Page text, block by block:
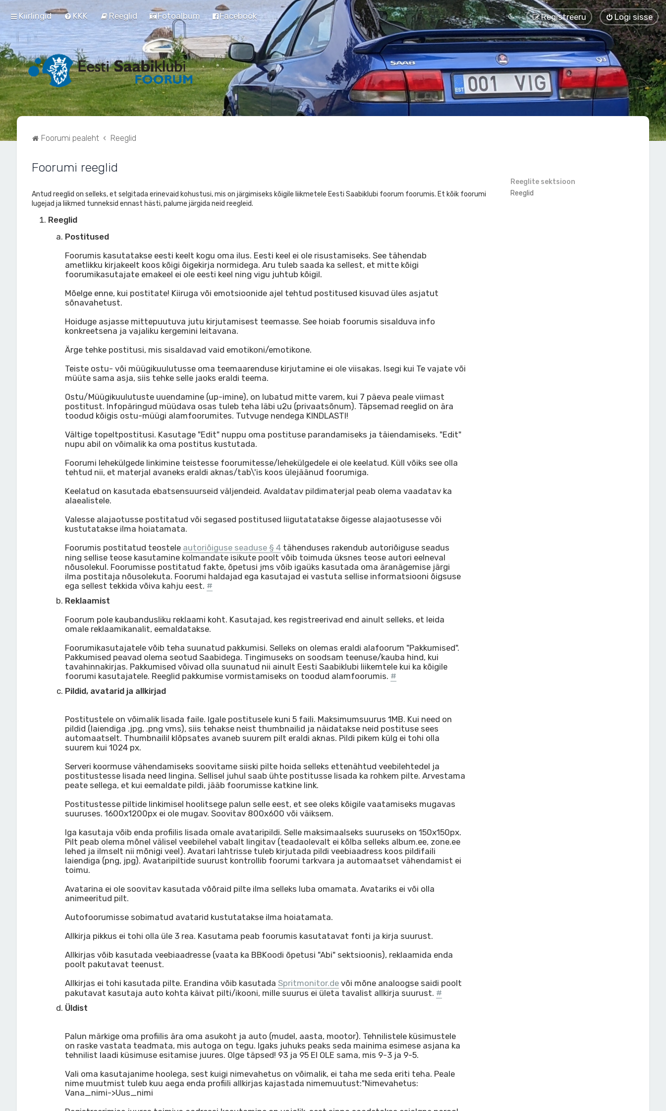
Kiirlingid KKK Reeglid Fotoalbum Facebook Logi sisse
Registreeru
Foorumi pealeht Reeglid
Reeglite sektsioon
Reeglid
Foorumi reeglid
Antud reeglid on selleks, et selgitada erinevaid kohustusi, mis on järgimiseks kõigile liikmetele Eesti Saabiklubi foorum foorumis. Et kõik foorumi
lugejad ja liikmed tunneksid ennast hästi, palume järgida neid reegleid.
Reeglid
Postitused
Foorumis kasutatakse eesti keelt kogu oma ilus. Eesti keel ei ole risustamiseks. See tähendab
ametlikku kirjakeelt koos kõigi õigekirja normidega. Aru tuleb saada ka sellest, et mitte kõigi
foorumikasutajate emakeel ei ole eesti keel ning vigu juhtub kõigil.
Mõelge enne, kui postitate! Kiiruga või emotsioonide ajel tehtud postitused kisuvad üles asjatut
sõnavahetust.
Hoiduge asjasse mittepuutuva jutu kirjutamisest teemasse. See hoiab foorumis sisalduva info
konkreetsena ja vajaliku kergemini leitavana.
Ärge tehke postitusi, mis sisaldavad vaid emotikoni/emotikone.
Teiste ostu- või müügikuulutusse oma teemaarenduse kirjutamine ei ole viisakas. Isegi kui Te vajate või
müüte sama asja, siis tehke selle jaoks eraldi teema.
Ostu/Müügikuulutuste uuendamine (up-imine), on lubatud mitte varem, kui 7 päeva peale viimast
postitust. Infopäringud müüdava osas tuleb teha läbi u2u (privaatsõnum). Täpsemad reeglid on ära
toodud kõigis ostu-müügi alamfoorumites. Tutvuge nendega KINDLASTI!
Vältige topeltpostitusi. Kasutage "Edit" nuppu oma postituse parandamiseks ja täiendamiseks. "Edit"
nupu abil on võimalik ka oma postitus kustutada.
Foorumi lehekülgede linkimine teistesse foorumitesse/lehekülgedele ei ole keelatud. Küll võiks see olla
tehtud nii, et materjal avaneks eraldi aknas/tab\'is koos ülejäänud foorumiga.
Keelatud on kasutada ebatsensuurseid väljendeid. Avaldatav pildimaterjal peab olema vaadatav ka
alaealistele.
Valesse alajaotusse postitatud või segased postitused liigutatatakse õigesse alajaotusesse või
kustutatakse ilma hoiatamata.
Foorumis postitatud teostele autoriõiguse seaduse § 4tähenduses rakendub autoriõiguse seadus
ning sellise teose kasutamine kolmandate isikute poolt võib toimuda üksnes teose autori eelneval
nõusolekul. Foorumisse postitatud fakte, õpetusi jms võib igaüks kasutada oma äranägemise järgi
ilma postitaja nõusolekuta. Foorumi haldajad ega kasutajad ei vastuta sellise informatsiooni õigsuse
ega sellest tekkida võiva kahju eest. #
Reklaamist
Foorum pole kaubandusliku reklaami koht. Kasutajad, kes registreerivad end ainult selleks, et leida
omale reklaamikanalit, eemaldatakse.
Foorumikasutajatele võib teha suunatud pakkumisi. Selleks on olemas eraldi alafoorum "Pakkumised".
Pakkumised peavad olema seotud Saabidega. Tingimuseks on soodsam teenuse/kauba hind, kui
tavahinnakirjas. Pakkumised võivad olla suunatud nii ainult Eesti Saabiklubi liikemtele kui ka kõigile
foorumi kasutajatele. Reeglid pakkumise vormistamiseks on toodud alamfoorumis. #
Pildid, avatarid ja allkirjad
Postitustele on võimalik lisada faile. Igale postitusele kuni 5 faili. Maksimumsuurus 1MB. Kui need on
pildid (laiendiga .jpg, .png vms), siis tehakse neist thumbnailid ja näidatakse neid postituse sees
automaatselt. Thumbnailil klõpsates avaneb suurem pilt eraldi aknas. Pildi pikem külg ei tohi olla
suurem kui 1024 px.
Serveri koormuse vähendamiseks soovitame siiski pilte hoida selleks ettenähtud veebilehtedel ja
postitustesse lisada need lingina. Sellisel juhul saab ühte postitusse lisada ka rohkem pilte. Arvestama
peate sellega, et kui eemaldate pildi, jääb foorumisse katkine link.
Postitustesse piltide linkimisel hoolitsege palun selle eest, et see oleks kõigile vaatamiseks mugavas
suuruses. 1600x1200px ei ole mugav. Soovitav 800x600 või väiksem.
Iga kasutaja võib enda profiilis lisada omale avataripildi. Selle maksimaalseks suuruseks on 150x150px.
Pilt peab olema mõnel välisel veebilehel vabalt lingitav (teadaolevalt ei kõlba selleks album.ee, zone.ee
lehed ja ilmselt nii mõnigi veel). Avatari lahtrisse tuleb kirjutada pildi veebiaadress koos pildifaili
laiendiga (png, jpg). Avataripiltide suurust kontrollib foorumi tarkvara ja automaatset vähendamist ei
toimu.
Avatarina ei ole soovitav kasutada võõraid pilte ilma selleks luba omamata. Avatariks ei või olla
animeeritud pilt.
Autofoorumisse sobimatud avatarid kustutatakse ilma hoiatamata.
Allkirja pikkus ei tohi olla üle 3 rea. Kasutama peab foorumis kasutatavat fonti ja kirja suurust.
Allkirjas võib kasutada veebiaadresse (vaata ka BBKoodi õpetusi "Abi" sektsioonis), reklaamida enda
poolt pakutavat teenust.
Allkirjas ei tohi kasutada pilte. Erandina võib kasutada Spritmonitor.devõi mõne analoogse saidi poolt
pakutavat kasutaja auto kohta käivat pilti/ikooni, mille suurus ei ületa tavalist allkirja suurust. #
Üldist
Palun märkige oma profiilis ära oma asukoht ja auto (mudel, aasta, mootor). Tehnilistele küsimustele
on raske vastata teadmata, mis autoga on tegu. Igaks juhuks peaks seda mainima esimese asjana ka
tehnilist laadi küsimuse esitamise juures. Olge täpsed! 93 ja 95 EI OLE sama, mis 9-3 ja 9-5.
Vali oma kasutajanime hoolega, sest kuigi nimevahetus on võimalik, ei taha me seda eriti teha. Peale
nime muutmist tuleb kuu aega enda profiili allkirjas kajastada nimemuutust:"Nimevahetus:
Vana_nimi->Uus_nimi